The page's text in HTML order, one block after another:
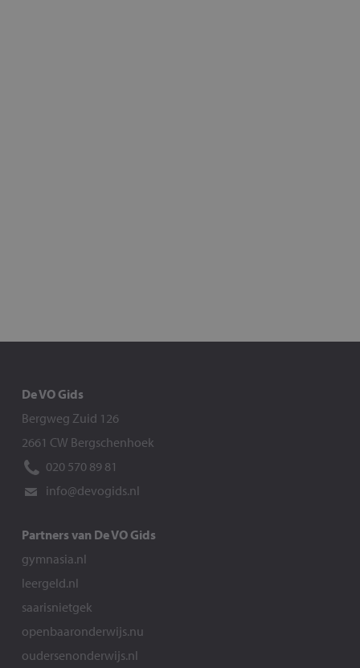
De VO Gids
Bergweg Zuid 126
2661 CW Bergschenhoek
020 570 89 81
info@devogids.nl
Partners van De VO Gids
gymnasia.nl
leergeld.nl
saarisnietgek
openbaaronderwijs.nu
oudersenonderwijs.nl